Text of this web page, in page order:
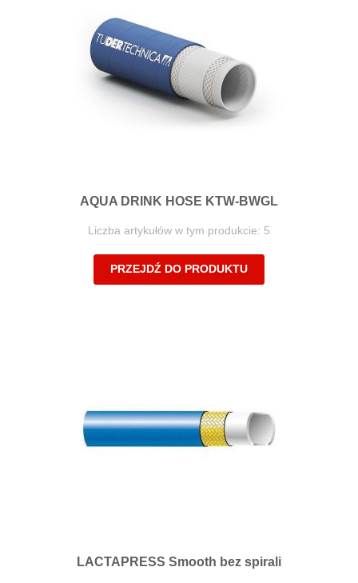
AQUA DRINK HOSE KTW-BWGL
Liczba artykułów w tym produkcie: 5
PRZEJDŹ DO PRODUKTU
LACTAPRESS Smooth bez spirali